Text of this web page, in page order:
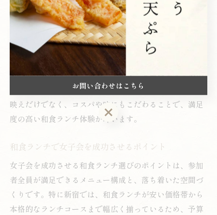
がります。こうしたお店は女子会や記念日ランチにも最
適です。
さらに、ランチタイム限定の華やかな御膳や、数量限定
の特別メニューは早めの来店や予約が推奨されます。
SNS映えを狙うなら、事前に人気メニューやおすすめの
撮影スポットをリサーチしておくと良いでしょう。写真
映えだけでなく、コスパや味にもこだわることで、満足
度の高い和食ランチ体験が叶います。
和食ランチで女子会を成功させるポイント
女子会を成功させる和食ランチ選びのポイントは、参加
者全員が満足できるメニュー構成と、落ち着いた空間づ
くりです。特に新宿では、和食ランチが安い価格帯から
本格的なランチコースまで幅広く揃っているため、予算
お問い合わせはこちら
お問い合わせはこちら